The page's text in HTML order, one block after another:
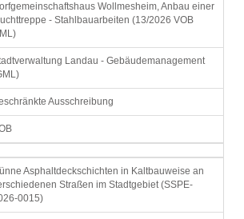
Wollmesheim, Anbau einer
- Stahlbauarbeiten (13/2026 VOB
Landau - Gebäudemanagement
Ausschreibung
Asphaltdeckschichten in Kaltbauweise an
Straßen im Stadtgebiet (SSPE-
0015)